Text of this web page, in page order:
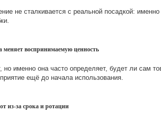
не сталкивается с реальной посадкой:
воспринимаемую ценность
но именно она часто определяет, будет ли сам
ещё до начала использования.
из-за срока и ротации